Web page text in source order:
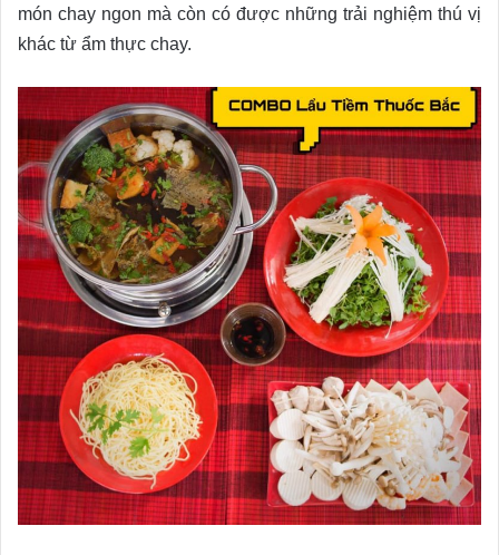
món chay ngon mà còn có được những trải nghiệm thú vị
khác từ ẩm thực chay.